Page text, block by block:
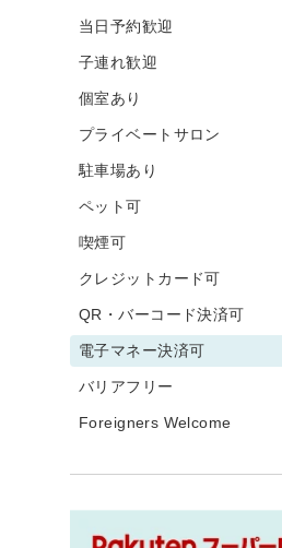
当日予約歓迎
子連れ歓迎
個室あり
プライベートサロン
駐車場あり
ペット可
喫煙可
クレジットカード可
QR・バーコード決済可
電子マネー決済可
バリアフリー
Foreigners Welcome